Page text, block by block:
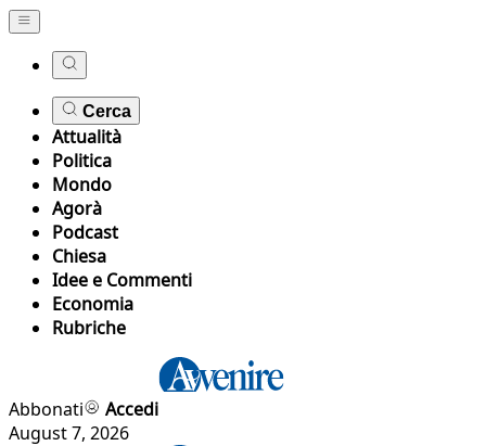
Cerca
Attualità
Politica
Mondo
Agorà
Podcast
Chiesa
Idee e Commenti
Economia
Rubriche
Abbonati
Accedi
August 7, 2026